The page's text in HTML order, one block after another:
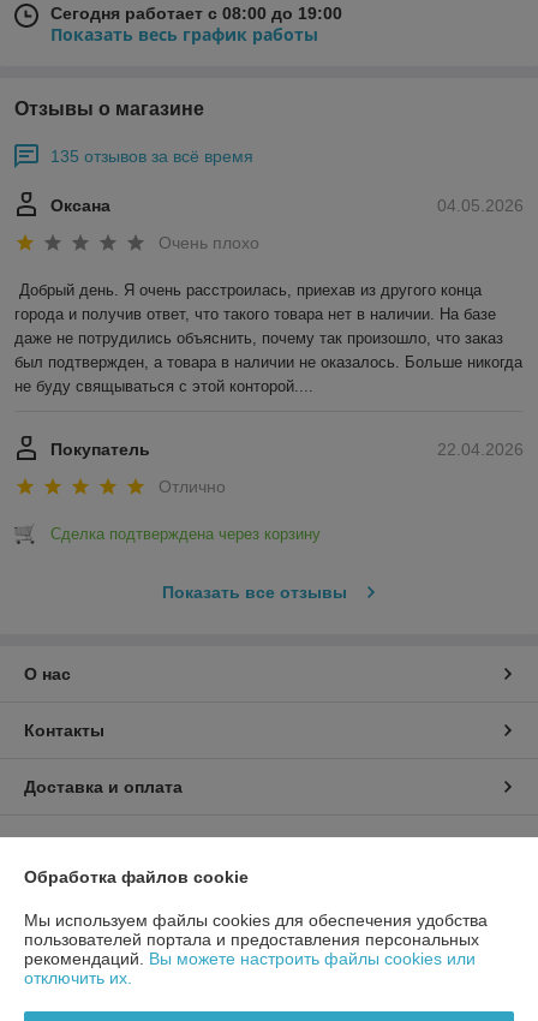
Сегодня работает с 08:00 до 19:00
Показать весь график работы
Отзывы о магазине
135 отзывов за всё время
04.05.2026
Оксана
Очень плохо
Добрый день. Я очень расстроилась, приехав из другого конца
города и получив ответ, что такого товара нет в наличии. На базе
даже не потрудились объяснить, почему так произошло, что заказ
был подтвержден, а товара в наличии не оказалось. Больше никогда
не буду свящываться с этой конторой....
22.04.2026
Покупатель
Отлично
Сделка подтверждена через корзину
Показать все отзывы
О нас
Контакты
Доставка и оплата
График работы
Политика обработки cookies
Сайт создан на платформе Deal.by
Обработка файлов cookie
Мы используем файлы cookies для обеспечения удобства
пользователей портала и предоставления персональных
рекомендаций. Вы можете настроить файлы cookies или
отключить их.